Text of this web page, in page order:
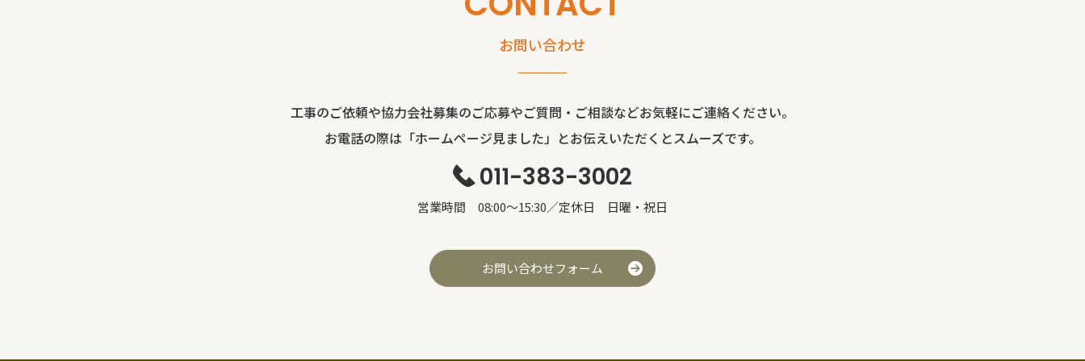
お問い合わせ
工事のご依頼や協力会社募集のご応募やご質問・ご相談などお気軽にご連絡ください。
お電話の際は「ホームページ見ました」とお伝えいただくとスムーズです。
011-383-3002
営業時間 08:00～15:30／定休日 日曜・祝日
お問い合わせフォーム